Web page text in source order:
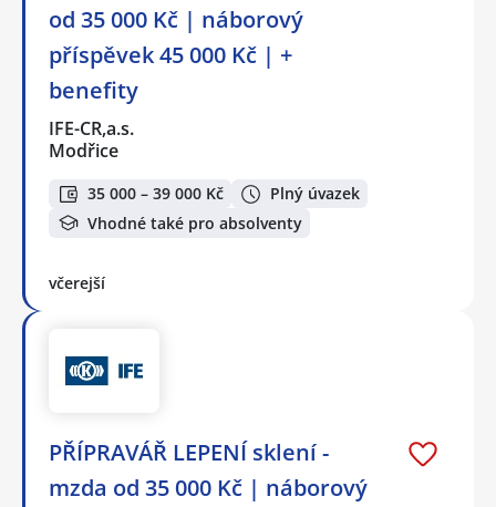
od 35 000 Kč | náborový
příspěvek 45 000 Kč | +
benefity
IFE-CR,a.s.
Modřice
35 000 – 39 000 Kč
Plný úvazek
Vhodné také pro absolventy
včerejší
PŘÍPRAVÁŘ LEPENÍ sklení -
mzda od 35 000 Kč | náborový